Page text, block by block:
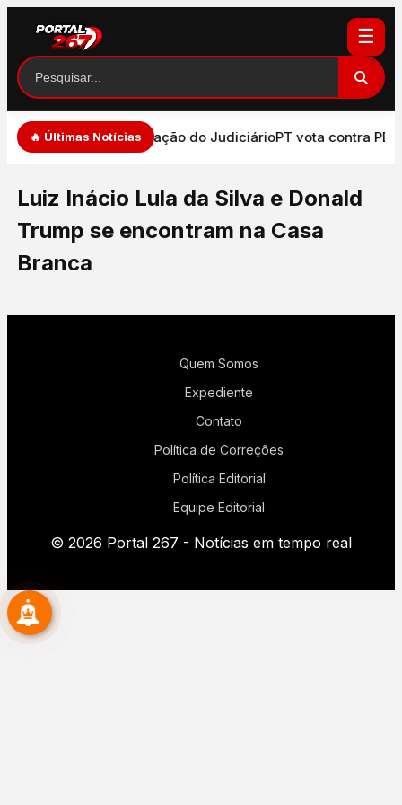
☰
🔥 Últimas Notícias
de expressão e atuação do JudiciárioPT vota contra PEC
Luiz Inácio Lula da Silva e Donald
Trump se encontram na Casa
Branca
Quem Somos
Expediente
Contato
Política de Correções
Política Editorial
Equipe Editorial
© 2026 Portal 267 - Notícias em tempo real